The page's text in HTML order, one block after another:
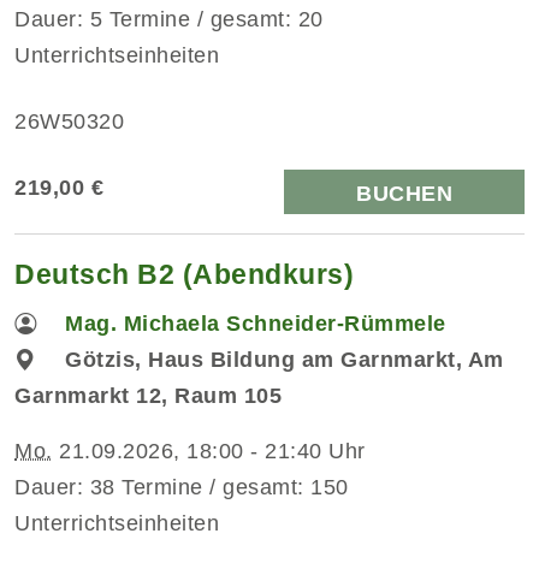
Dauer: 5 Termine / gesamt: 20
Unterrichtseinheiten
26W50320
219,00 € BUCHEN
Deutsch B2 (Abendkurs)
Mag. Michaela Schneider-Rümmele
Götzis, Haus Bildung am Garnmarkt, Am
Garnmarkt 12, Raum 105
Mo. 21.09.2026, 18:00 - 21:40 Uhr
Dauer: 38 Termine / gesamt: 150
Unterrichtseinheiten